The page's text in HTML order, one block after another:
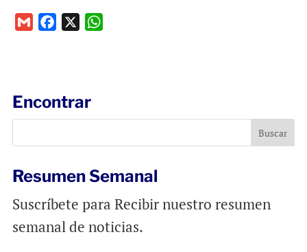
o
k
p
Encontrar
Resumen Semanal
Suscríbete para Recibir nuestro resumen
semanal de noticias.